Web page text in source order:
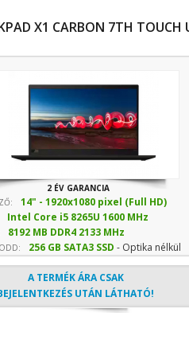
X1 CARBON 7TH TOUCH
2 ÉV GARANCIA
14" - 1920x1080 pixel (Full HD)
Intel Core i5 8265U 1600 MHz
8192 MB DDR4 2133 MHz
256 GB SATA3 SSD - Optika nélkül
A TERMÉK ÁRA CSAK
UTÁN LÁTHATÓ!